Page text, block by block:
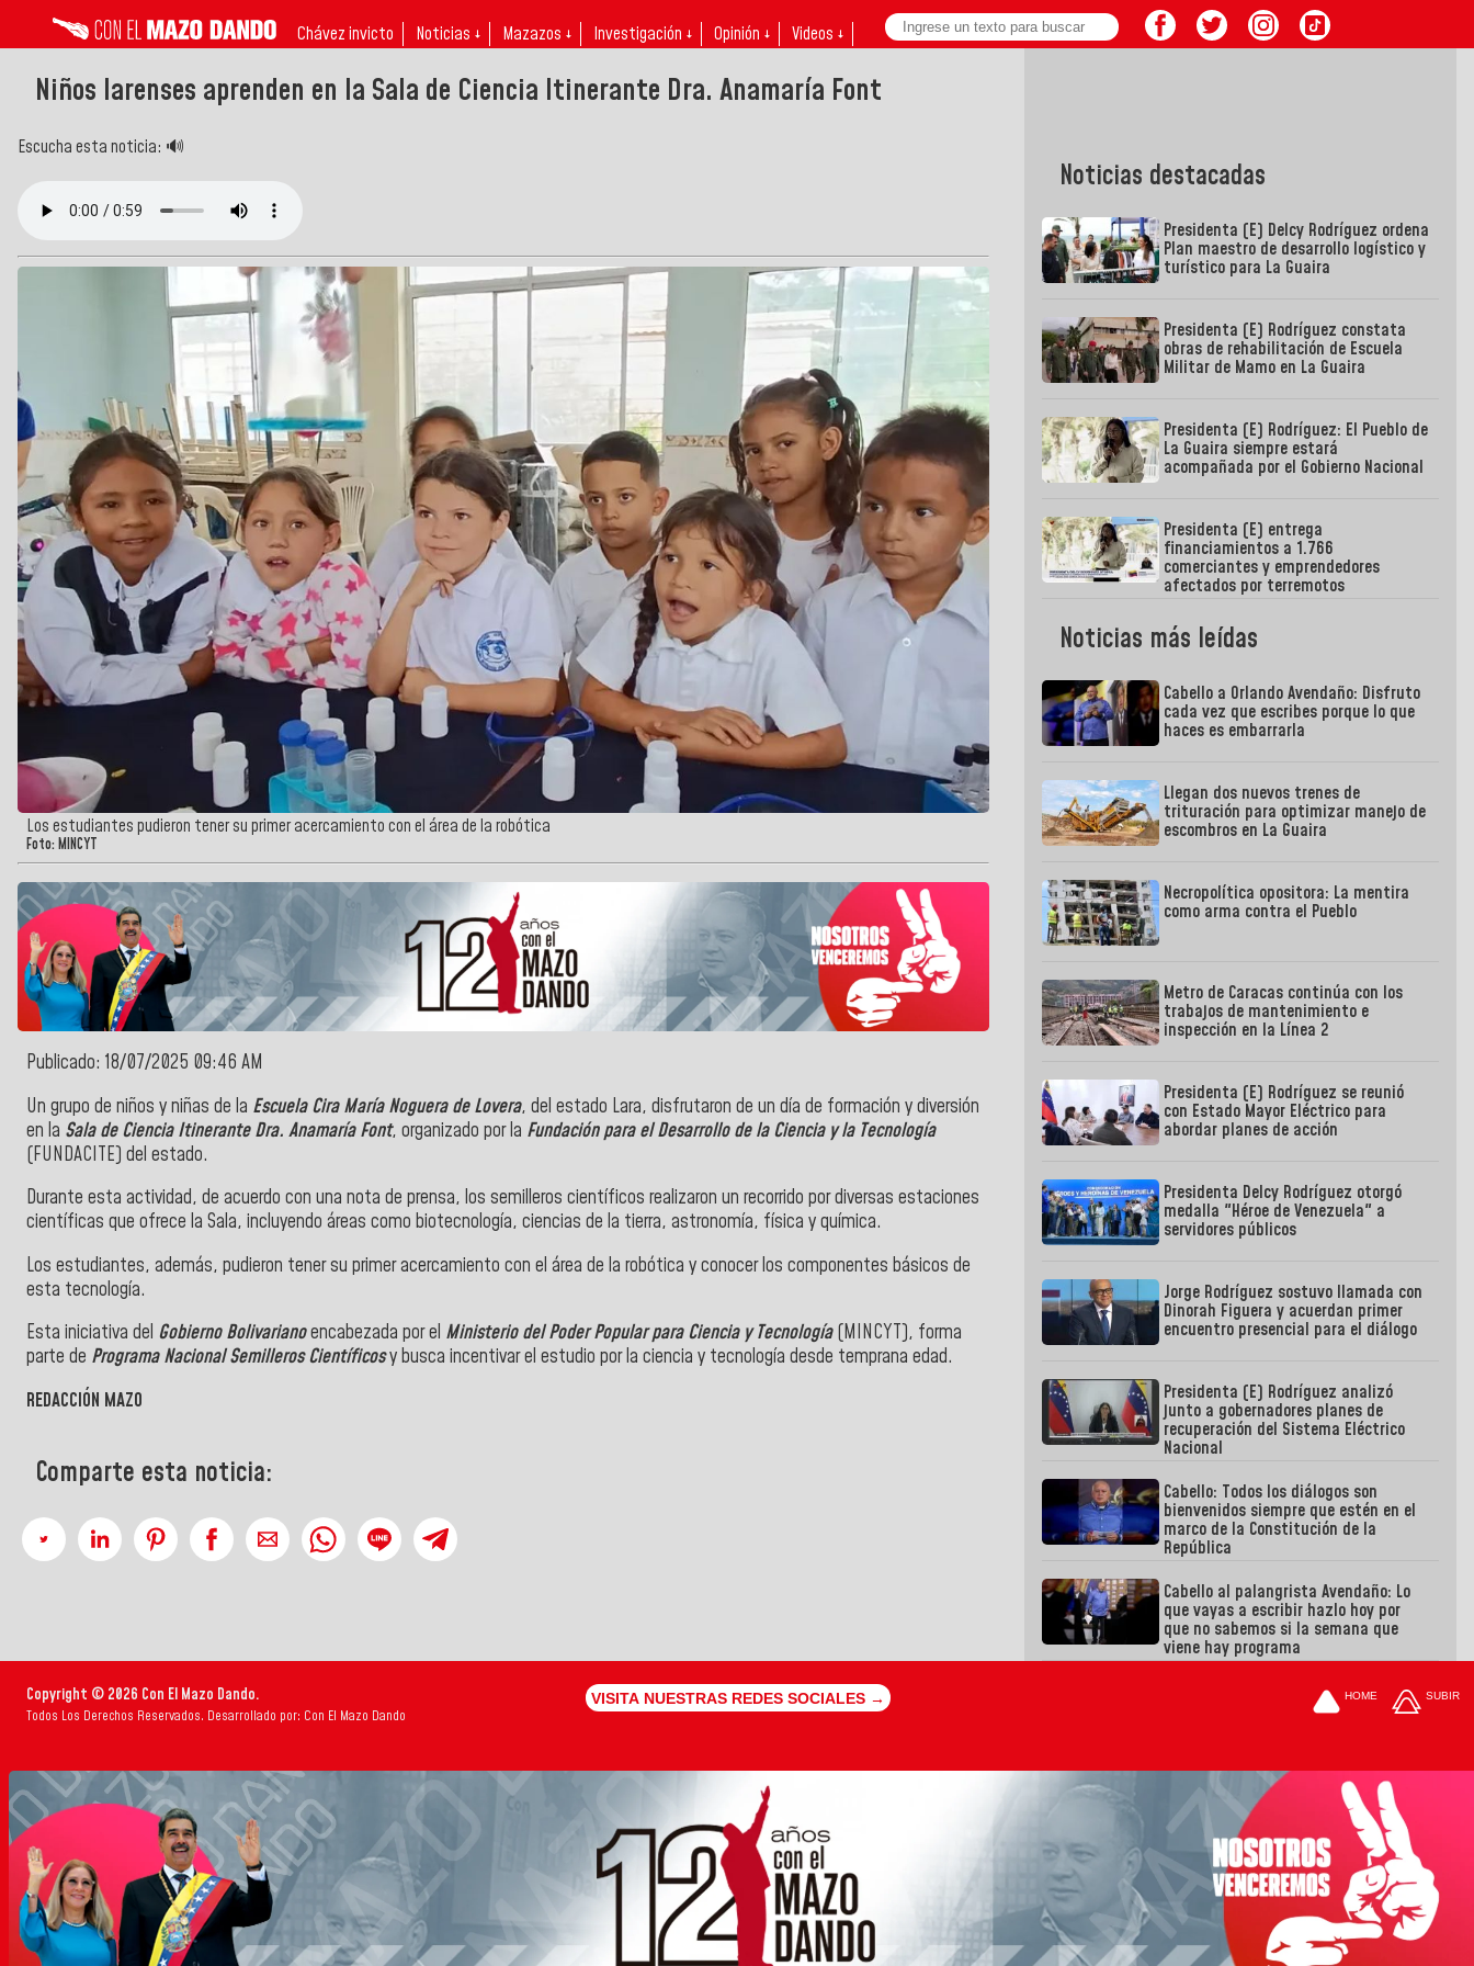
Chávez invicto Noticias ↓ Mazazos ↓ Investigación ↓ Opinión ↓ Videos ↓
Niños larenses aprenden en la Sala de Ciencia Itinerante Dra. Anamaría Font
Escucha esta noticia: 🔊
Los estudiantes pudieron tener su primer acercamiento con el área de la robótica
Foto: MINCYT
Publicado: 18/07/2025 09:46 AM
Un grupo de niños y niñas de la Escuela Cira María Noguera de Lovera, del estado Lara, disfrutaron de un día de formación y diversión
en la Sala de Ciencia Itinerante Dra. Anamaría Font, organizado por la Fundación para el Desarrollo de la Ciencia y la Tecnología
(FUNDACITE) del estado.
Durante esta actividad, de acuerdo con una nota de prensa, los semilleros científicos realizaron un recorrido por diversas estaciones
científicas que ofrece la Sala, incluyendo áreas como biotecnología, ciencias de la tierra, astronomía, física y química.
Los estudiantes, además, pudieron tener su primer acercamiento con el área de la robótica y conocer los componentes básicos de
esta tecnología.
Esta iniciativa del Gobierno Bolivarianoencabezada por el Ministerio del Poder Popular para Ciencia y Tecnología(MINCYT), forma
parte de Programa Nacional Semilleros Científicosy busca incentivar el estudio por la ciencia y tecnología desde temprana edad.
REDACCIÓN MAZO
Comparte esta noticia:
Noticias destacadas
Presidenta (E) Delcy Rodríguez ordena
Plan maestro de desarrollo logístico y
turístico para La Guaira
Presidenta (E) Rodríguez constata
obras de rehabilitación de Escuela
Militar de Mamo en La Guaira
Presidenta (E) Rodríguez: El Pueblo de
La Guaira siempre estará
acompañada por el Gobierno Nacional
Presidenta (E) entrega
financiamientos a 1.766
comerciantes y emprendedores
afectados por terremotos
Noticias más leídas
Cabello a Orlando Avendaño: Disfruto
cada vez que escribes porque lo que
haces es embarrarla
Llegan dos nuevos trenes de
trituración para optimizar manejo de
escombros en La Guaira
Necropolítica opositora: La mentira
como arma contra el Pueblo
Metro de Caracas continúa con los
trabajos de mantenimiento e
inspección en la Línea 2
Presidenta (E) Rodríguez se reunió
con Estado Mayor Eléctrico para
abordar planes de acción
Presidenta Delcy Rodríguez otorgó
medalla "Héroe de Venezuela" a
servidores públicos
Jorge Rodríguez sostuvo llamada con
Dinorah Figuera y acuerdan primer
encuentro presencial para el diálogo
Presidenta (E) Rodríguez analizó
junto a gobernadores planes de
recuperación del Sistema Eléctrico
Nacional
Cabello: Todos los diálogos son
bienvenidos siempre que estén en el
marco de la Constitución de la
República
Cabello al palangrista Avendaño: Lo
que vayas a escribir hazlo hoy por
que no sabemos si la semana que
viene hay programa
Copyright © 2026 Con El Mazo Dando.
Todos Los Derechos Reservados. Desarrollado por: Con El Mazo Dando
VISITA NUESTRAS REDES SOCIALES → HOME SUBIR